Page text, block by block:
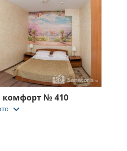
комфорт № 410
keyboard_arrow_down